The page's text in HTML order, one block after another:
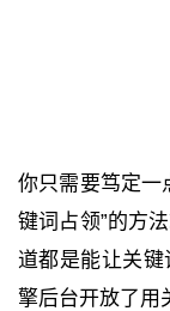
你只需要笃定一
键词占领”的方
道都是能让关键
擎后台开放了用